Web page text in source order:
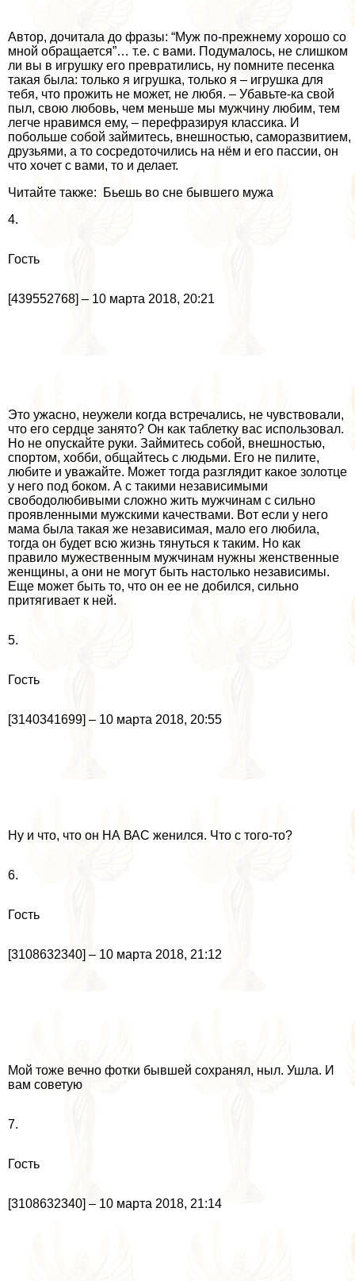
Автор, дочитала до фразы: “Муж по-прежнему хорошо со
мной обращается”… т.е. с вами. Подумалось, не слишком
ли вы в игрушку его превратились, ну помните песенка
такая была: только я игрушка, только я – игрушка для
тебя, что прожить не может, не любя. – Убавьте-ка свой
пыл, свою любовь, чем меньше мы мужчину любим, тем
легче нравимся ему, – перефразируя классика. И
побольше собой займитесь, внешностью, саморазвитием,
друзьями, а то сосредоточились на нём и его пассии, он
что хочет с вами, то и делает.
Читайте также: Бьешь во сне бывшего мужа
4.
Гость
[439552768] – 10 марта 2018, 20:21
Это ужасно, неужели когда встречались, не чувствовали,
что его сердце занято? Он как таблетку вас использовал.
Но не опускайте руки. Займитесь собой, внешностью,
спортом, хобби, общайтесь с людьми. Его не пилите,
любите и уважайте. Может тогда разглядит какое золотце
у него под боком. А с такими независимыми
свободолюбивыми сложно жить мужчинам с сильно
проявленными мужскими качествами. Вот если у него
мама была такая же независимая, мало его любила,
тогда он будет всю жизнь тянуться к таким. Но как
правило мужественным мужчинам нужны женственные
женщины, а они не могут быть настолько независимы.
Еще может быть то, что он ее не добился, сильно
притягивает к ней.
5.
Гость
[3140341699] – 10 марта 2018, 20:55
Ну и что, что он НА ВАС женился. Что с того-то?
6.
Гость
[3108632340] – 10 марта 2018, 21:12
Мой тоже вечно фотки бывшей сохранял, ныл. Ушла. И
вам советую
7.
Гость
[3108632340] – 10 марта 2018, 21:14